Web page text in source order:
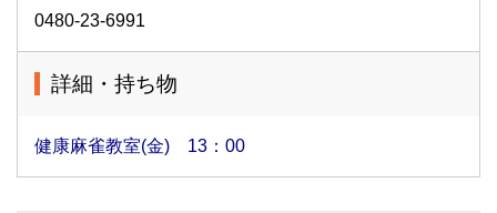
0480-23-6991
詳細・持ち物
健康麻雀教室(金) 13：00